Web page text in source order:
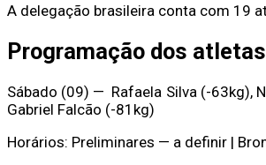
A delegação brasileira conta com 19
Programação dos
Sábado (09) — Rafaela Silva (-63kg),
Gabriel Falcão (-81kg)
Horários: Preliminares — a definir |